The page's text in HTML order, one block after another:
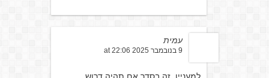
עמית
9 בנובמבר 2025 at 22:06
למעניין, זה בסדר אם תהיה דרוש